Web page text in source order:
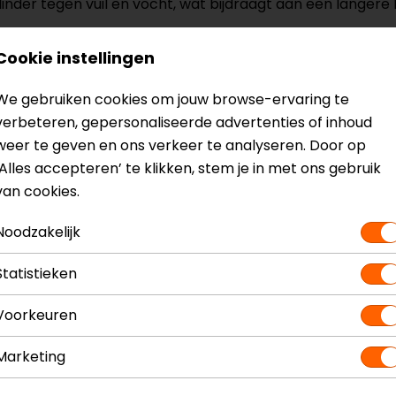
Plus 2.0
geven de batterijstatus en activering aan
en vocht
maakt het mogelijk om het slot gesloten te
instellingen
gebruiken cookies om jouw browse-ervaring te
gepersonaliseerde advertenties of inhoud
te geven en ons verkeer te analyseren. Door op
accepteren’ te klikken, stem je in met ons gebruik
cookies.